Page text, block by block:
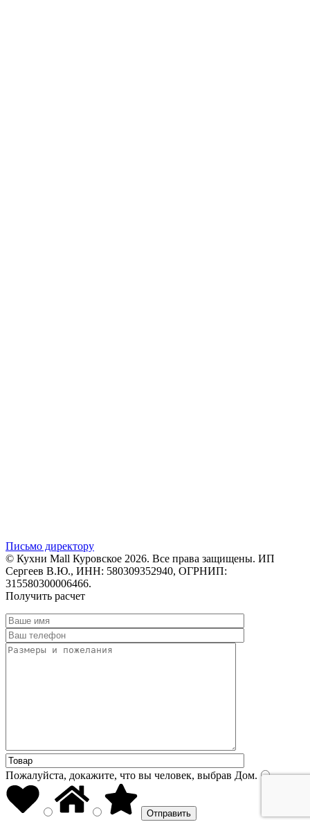
Письмо директору
© Кухни Mall Куровское 2026. Все права защищены. ИП
Сергеев В.Ю., ИНН: 580309352940, ОГРНИП:
315580300006466.
Получить расчет
Пожалуйста, докажите, что вы человек, выбрав Дом.